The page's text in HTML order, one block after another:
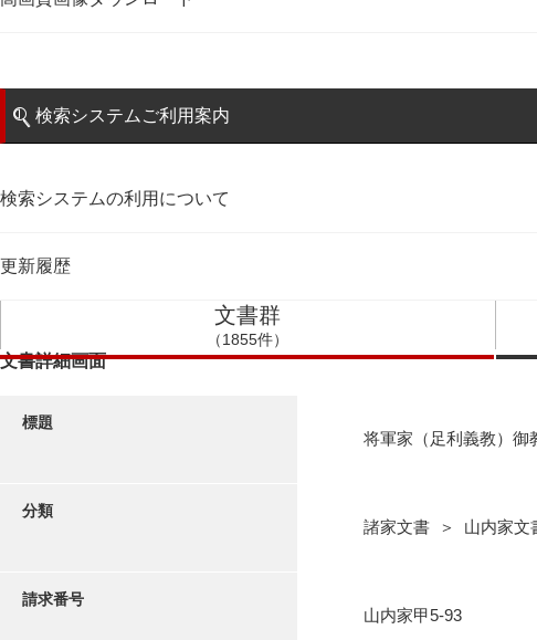
検索システムご利用案内
検索システムの利用について
更新履歴
文書群
（1855件）
文書詳細画面
標題
将軍家（足利義教）御
分類
諸家文書 ＞ 山内家
請求番号
山内家甲5-93